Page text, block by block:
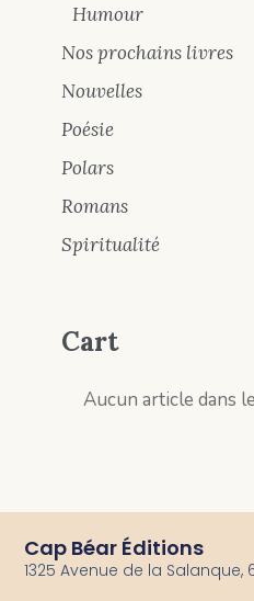
Humour
Nos prochains livres
Nouvelles
Poésie
Polars
Romans
Spiritualité
Cart
Aucun article dans
Cap Béar Éditions
1325 Avenue de la Salanque,